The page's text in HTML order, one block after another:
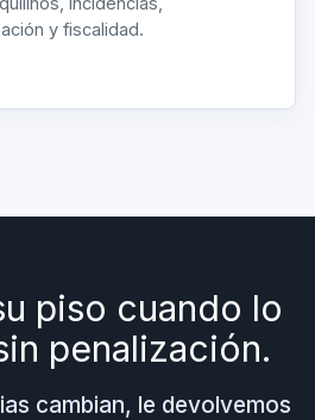
y fiscalidad.
piso cuando lo
penalización.
cambian, le devolvemos